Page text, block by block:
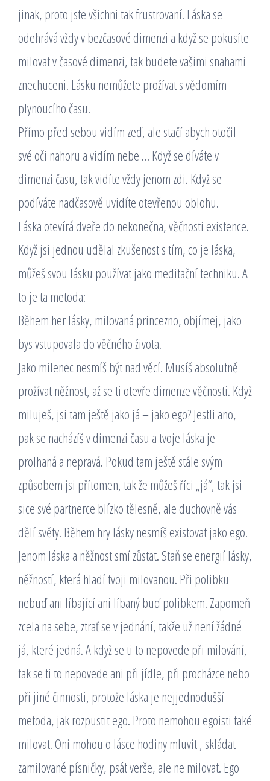
jinak, proto jste všichni tak frustrovaní. Láska se
odehrává vždy v bezčasové dimenzi a když se pokusíte
milovat v časové dimenzi, tak budete vašimi snahami
znechuceni. Lásku nemůžete prožívat s vědomím
plynoucího času.
Přímo před sebou vidím zeď, ale stačí abych otočil
své oči nahoru a vidím nebe … Když se díváte v
dimenzi času, tak vidíte vždy jenom zdi. Když se
podíváte nadčasově uvidíte otevřenou oblohu.
Láska otevírá dveře do nekonečna, věčnosti existence.
Když jsi jednou udělal zkušenost s tím, co je láska,
můžeš svou lásku používat jako meditační techniku. A
to je ta metoda:
Během her lásky, milovaná princezno, objímej, jako
bys vstupovala do věčného života.
Jako milenec nesmíš být nad věcí. Musíš absolutně
prožívat něžnost, až se ti otevře dimenze věčnosti. Když
miluješ, jsi tam ještě jako já – jako ego? Jestli ano,
pak se nacházíš v dimenzi času a tvoje láska je
prolhaná a nepravá. Pokud tam ještě stále svým
způsobem jsi přítomen, tak že můžeš říci „já“, tak jsi
sice své partnerce blízko tělesně, ale duchovně vás
dělí světy. Během hry lásky nesmíš existovat jako ego.
Jenom láska a něžnost smí zůstat. Staň se energií lásky,
něžností, která hladí tvoji milovanou. Při polibku
nebuď ani líbající ani líbaný buď polibkem. Zapomeň
zcela na sebe, ztrať se v jednání, takže už není žádné
já, které jedná. A když se ti to nepovede při milování,
tak se ti to nepovede ani při jídle, při procházce nebo
při jiné činnosti, protože láska je nejjednodušší
metoda, jak rozpustit ego. Proto nemohou egoisti také
milovat. Oni mohou o lásce hodiny mluvit , skládat
zamilované písničky, psát verše, ale ne milovat. Ego